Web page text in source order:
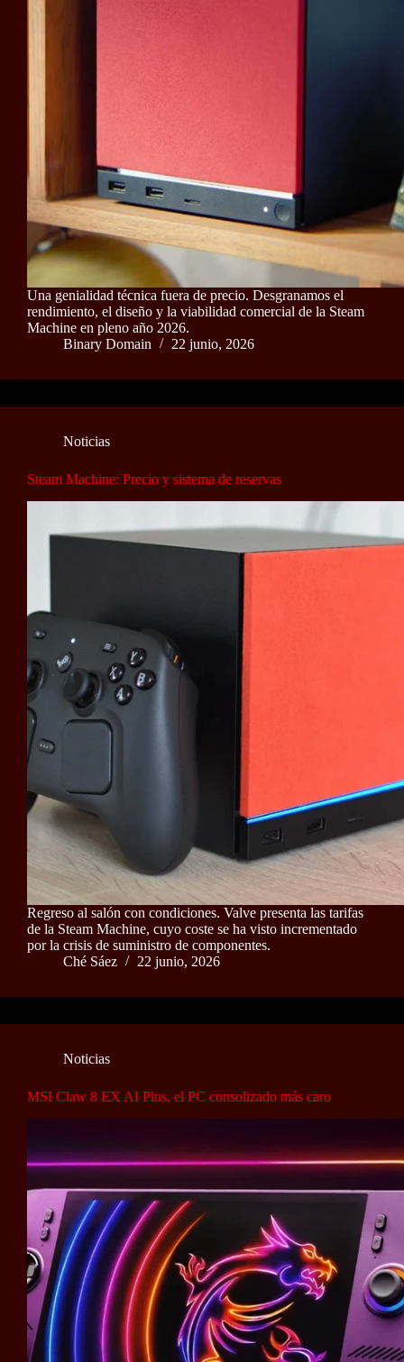
Una genialidad técnica fuera de precio. Desgranamos el
rendimiento, el diseño y la viabilidad comercial de la Steam
Machine en pleno año 2026.
Binary Domain
22 junio, 2026
Noticias
Steam Machine: Precio y sistema de reservas
Regreso al salón con condiciones. Valve presenta las tarifas
de la Steam Machine, cuyo coste se ha visto incrementado
por la crisis de suministro de componentes.
Ché Sáez
22 junio, 2026
Noticias
MSI Claw 8 EX AI Plus, el PC consolizado más caro